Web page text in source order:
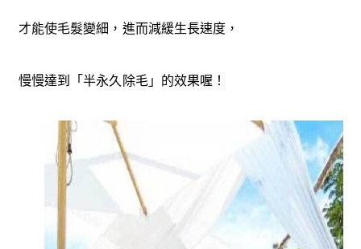
才能使毛髮變細，進而減緩生長速度，
慢慢達到「半永久除毛」的效果喔！